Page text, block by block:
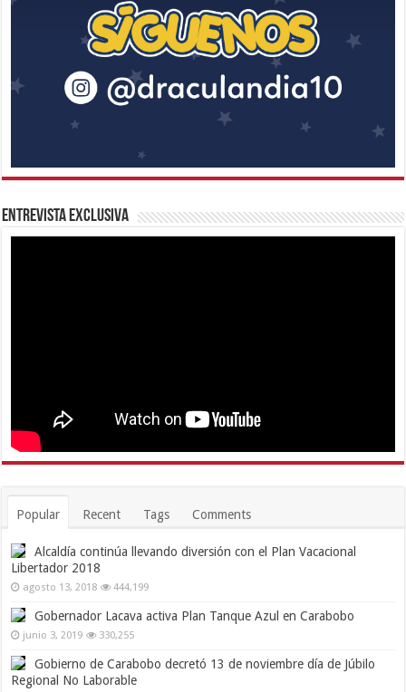
Entrevista Exclusiva
Popular Recent Tags Comments
Alcaldía continúa llevando diversión con el Plan Vacacional
Libertador 2018
agosto 13, 2018 444,199
Gobernador Lacava activa Plan Tanque Azul en Carabobo
junio 3, 2019 330,255
Gobierno de Carabobo decretó 13 de noviembre día de Júbilo
Regional No Laborable